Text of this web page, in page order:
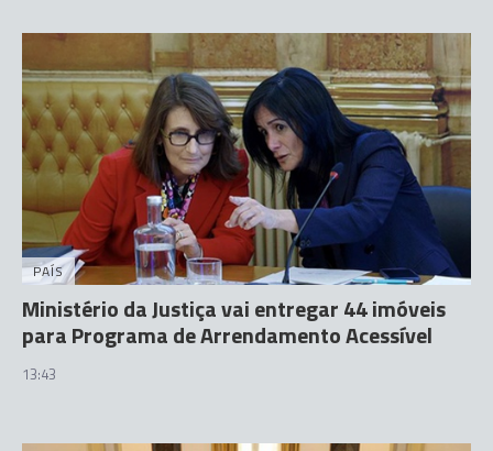
PAÍS
Ministério da Justiça vai entregar 44 imóveis
para Programa de Arrendamento Acessível
13:43